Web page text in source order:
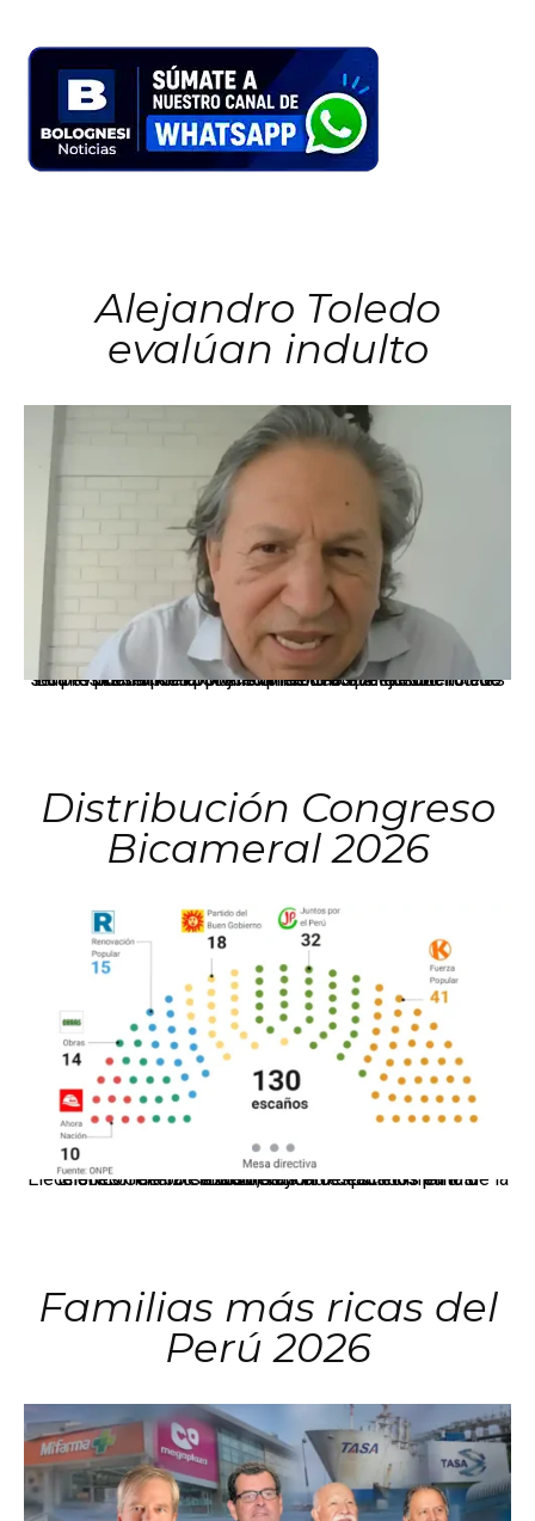
Alejandro Toledo
evalúan indulto
La presidenta Keiko Fujimori informó que la solicitud de indulto presentada por el expresidente Alejandro Toledo será evaluada por la Comisión de Gracias Presidenciales conforme al procedimiento establecido.
Distribución Congreso
Bicameral 2026
El JNE oficializó la distribución de escaños para la elección de 60 senadores y 130 diputados en las Elecciones Generales 2026, tras el restablecimiento de la Bicameralidad.
Familias más ricas del
Perú 2026